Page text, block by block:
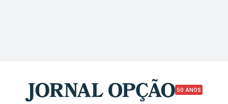
50 ANOS